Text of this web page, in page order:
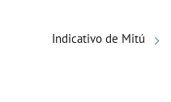
Indicativo de Mitú